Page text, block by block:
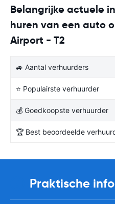
Belangrijke actuele
huren van een auto
Airport - T2
🚙 Aantal verhuurders
⭐ Populairste verhuurder
💰 Goedkoopste verhuurder
🏆 Best beoordeelde
Praktische